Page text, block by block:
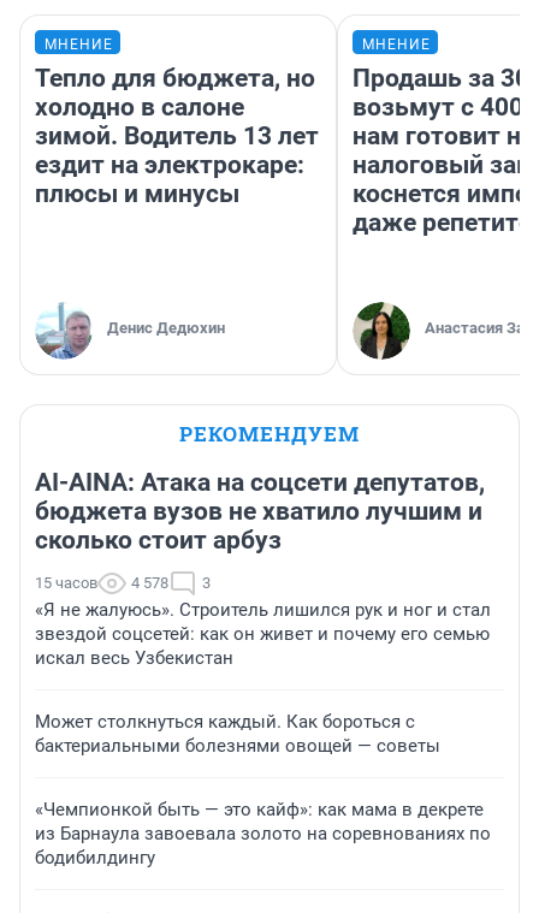
МНЕНИЕ
Тепло для бюджета, но
холодно в салоне
зимой. Водитель 13 лет
ездит на электрокаре:
плюсы и минусы
Денис Дедюхин
МНЕНИЕ
Продашь за
возьмут с
нам готовит
налоговый
коснется
даже
Анастасия
РЕКОМЕНДУЕМ
AI-AINA: Атака на соцсети депутатов,
бюджета вузов не хватило лучшим и
сколько стоит арбуз
15 часов 4 578 3
«Я не жалуюсь». Строитель лишился рук и ног и стал
звездой соцсетей: как он живет и почему его семью
искал весь Узбекистан
Может столкнуться каждый. Как бороться с
бактериальными болезнями овощей — советы
«Чемпионкой быть — это кайф»: как мама в декрете
из Барнаула завоевала золото на соревнованиях по
бодибилдингу